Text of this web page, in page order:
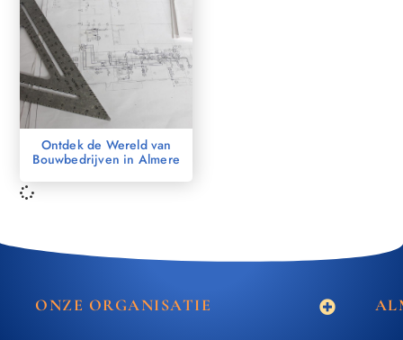
Ontdek de Wereld van
Bouwbedrijven in Almere
ONZE ORGANISATIE